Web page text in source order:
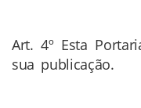
Art. 4º Esta
sua publicação.